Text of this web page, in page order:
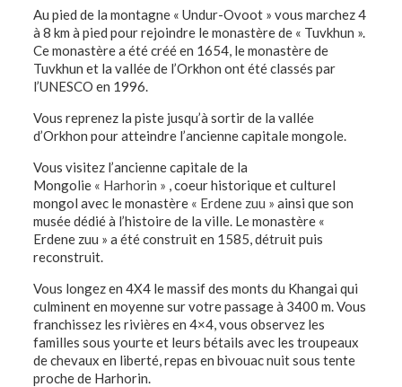
Au pied de la montagne « Undur-Ovoot » vous marchez 4
à 8 km à pied pour rejoindre le monastère de « Tuvkhun ».
Ce monastère a été créé en 1654, le monastère de
Tuvkhun et la vallée de l’Orkhon ont été classés par
l’UNESCO en 1996.
Vous reprenez la piste jusqu’à sortir de la vallée
d’Orkhon pour atteindre l’ancienne capitale mongole.
Vous visitez l’ancienne capitale de la
Mongolie « Harhorin » , coeur historique et culturel
mongol avec le monastère « Erdene zuu » ainsi que son
musée dédié à l’histoire de la ville. Le monastère «
Erdene zuu » a été construit en 1585, détruit puis
reconstruit.
Vous longez en 4X4 le massif des monts du Khangai qui
culminent en moyenne sur votre passage à 3400 m. Vous
franchissez les rivières en 4×4, vous observez les
familles sous yourte et leurs bétails avec les troupeaux
de chevaux en liberté, repas en bivouac nuit sous tente
proche de Harhorin.